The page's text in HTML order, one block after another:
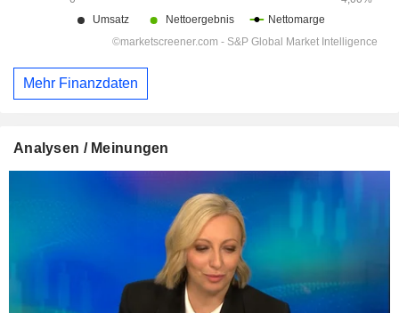
Mehr Finanzdaten
Analysen / Meinungen